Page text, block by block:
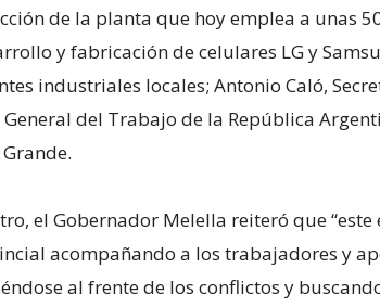
de la planta que hoy emplea a unas
y fabricación de celulares LG y
industriales locales; Antonio Caló,
del Trabajo de la República
el Gobernador Melella reiteró que
acompañando a los trabajadores y
al frente de los conflictos y